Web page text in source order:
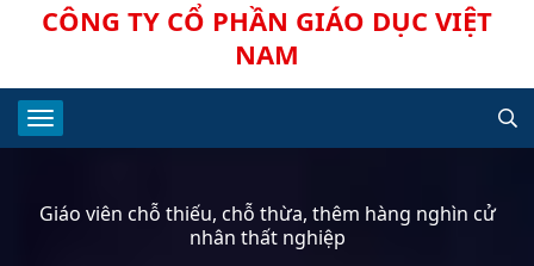
CÔNG TY CỔ PHẦN GIÁO DỤC VIỆT
NAM
Giáo viên chỗ thiếu, chỗ thừa, thêm hàng nghìn cử
nhân thất nghiệp